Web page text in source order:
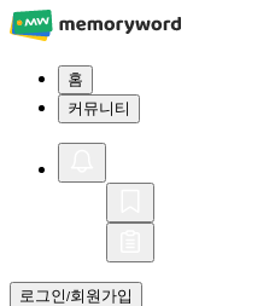
홈
커뮤니티
로그인/회원가입